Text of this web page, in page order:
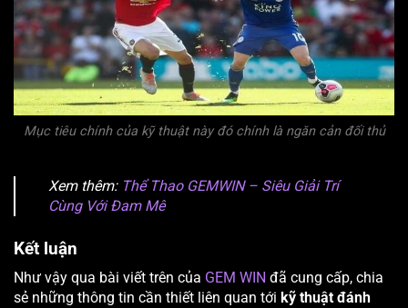
Mục tiêu chính của kỹ thuật này đó chính là ngăn cản đối thủ
Xem thêm: Thể Thao GEMWIN – Siêu Giải Trí
Cùng Với Đam Mê
Kết luận
Như vậy qua bài viết trên của GEM WIN đã cung cấp, chia
sẻ những thông tin cần thiết liên quan tới kỹ thuật đánh